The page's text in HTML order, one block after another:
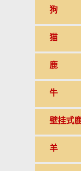
狗
猫
鹿
牛
壁挂式
羊